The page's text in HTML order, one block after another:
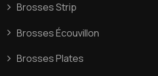
Brosses Strip
Brosses Écouvillon
Brosses Plates